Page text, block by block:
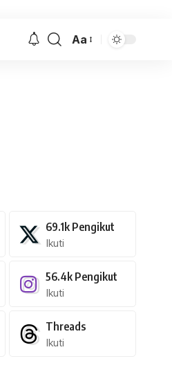
Font
Aa
69.1k Pengikut
Ikuti
56.4k Pengikut
Ikuti
Threads
Ikuti